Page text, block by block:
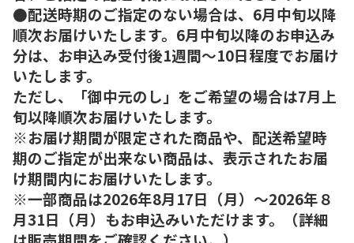
●配送時期のご指定のない場合は、6月中旬以降
順次お届けいたします。6月中旬以降のお申込み
分は、お申込み受付後1週間～10日程度でお届け
いたします。
ただし、「御中元のし」をご希望の場合は7月上
旬以降順次お届けいたします。
※お届け期間が限定された商品や、配送希望時
期のご指定が出来ない商品は、表示されたお届
け期間内にお届けいたします。
※一部商品は2026年8月17日（月）～2026年８
月31日（月）もお申込みいただけます。（詳細